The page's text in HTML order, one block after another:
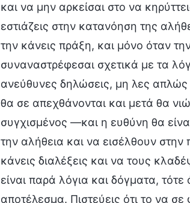
και να μην αρκείσαι στο να
εστιάζεις στην κατανόηση της
την κάνεις πράξη, και μόνο όταν
συναναστρέφεσαι σχετικά με τα
ανεύθυνες δηλώσεις, μη λες απλώς
θα σε απεχθάνονται και μετά θα
συγχισμένος —και η ευθύνη θα
την αλήθεια και να εισέλθουν στην
κάνεις διαλέξεις και να τους
είναι παρά λόγια και δόγματα,
αποτέλεσμα. Πιστεύεις ότι το να